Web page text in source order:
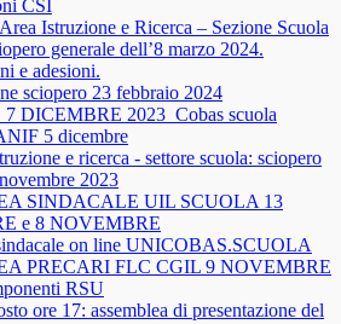
CSI
Istruzione e Ricerca – Sezione Scuola
generale dell’8 marzo 2024.
e adesioni.
sciopero 23 febbraio 2024
7 DICEMBRE 2023_Cobas scuola
5 dicembre
e ricerca - settore scuola: sciopero
2023
SINDACALE UIL SCUOLA 13
e 8 NOVEMBRE
on line UNICOBAS.SCUOLA
PRECARI FLC CGIL 9 NOVEMBRE
RSU
ore 17: assemblea di presentazione del